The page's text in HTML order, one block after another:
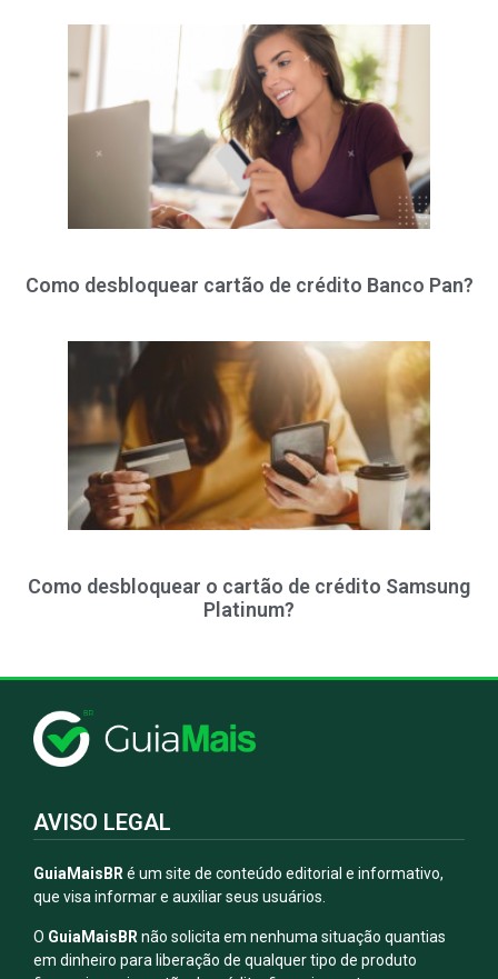
Como desbloquear cartão de crédito Banco Pan?
Como desbloquear o cartão de crédito Samsung
Platinum?
AVISO LEGAL
GuiaMaisBRé um site de conteúdo editorial e informativo,
que visa informar e auxiliar seus usuários.
O GuiaMaisBR não solicita em nenhuma situação quantias
em dinheiro para liberação de qualquer tipo de produto